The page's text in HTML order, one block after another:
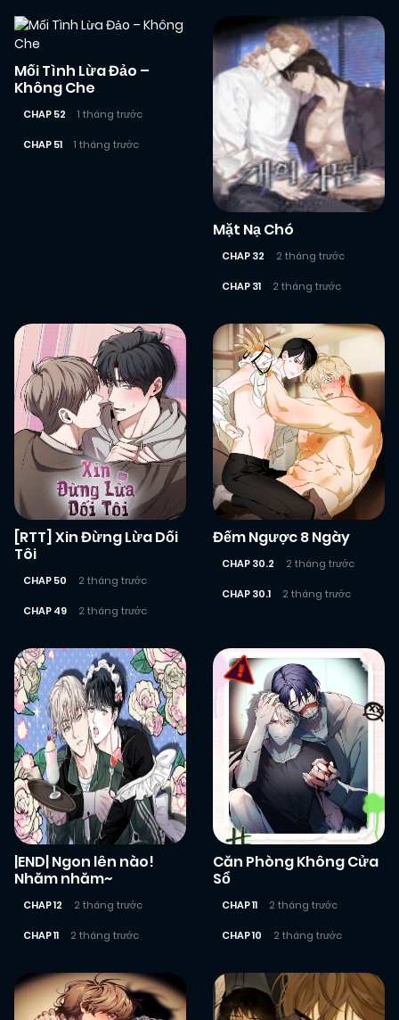
Mối Tình Lừa Đảo –
Không Che
CHAP 52 1 tháng trước
CHAP 51 1 tháng trước
Mặt Nạ Chó
CHAP 32 2 tháng trước
CHAP 31 2 tháng trước
[RTT] Xin Đừng Lừa Dối
Tôi
CHAP 50 2 tháng trước
CHAP 49 2 tháng trước
Đếm Ngược 8 Ngày
CHAP 30.2 2 tháng trước
CHAP 30.1 2 tháng trước
|END| Ngon lên nào!
Nhăm nhăm~
CHAP 12 2 tháng trước
CHAP 11 2 tháng trước
Căn Phòng Không Cửa
Sổ
CHAP 11 2 tháng trước
CHAP 10 2 tháng trước